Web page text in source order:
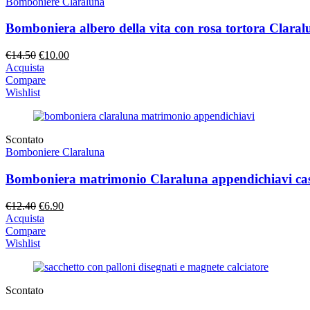
Bomboniera albero della vita con rosa tortora
€14.50 Il
prezzo
originale
era:
€10.00Il
Acquista
Compare
Wishlist
Scontato
Bomboniere Claraluna
Bomboniera matrimonio Claraluna appendichiavi
€12.40 Il
prezzo
originale
era:
€6.90Il
Acquista
Compare
Wishlist
Scontato